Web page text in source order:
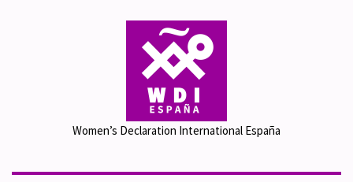
Women’s Declaration International España